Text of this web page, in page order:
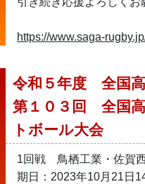
https://www.saga-
令和５年度　全国
第１０３回　全国
トボール大会
1回戦　鳥栖工業・佐賀
期日：2023年10月21日